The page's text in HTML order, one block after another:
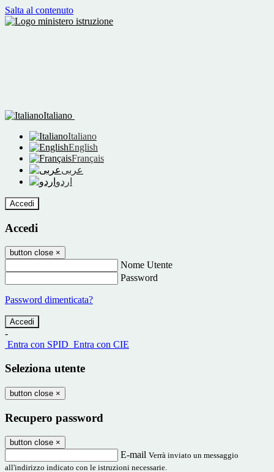
Salta al contenuto
Italiano
Italiano
English
Français
عربى
اردو
Accedi
Accedi
button close ×
Nome Utente
Password
Password dimenticata?
-
Entra con SPID Entra con CIE
Seleziona utente
button close ×
Recupero password
button close ×
E-mail Verrà inviato un messaggio
all'indirizzo indicato con le istruzioni necessarie.